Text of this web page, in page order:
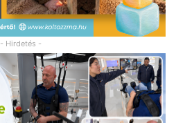
- Hirdetés -